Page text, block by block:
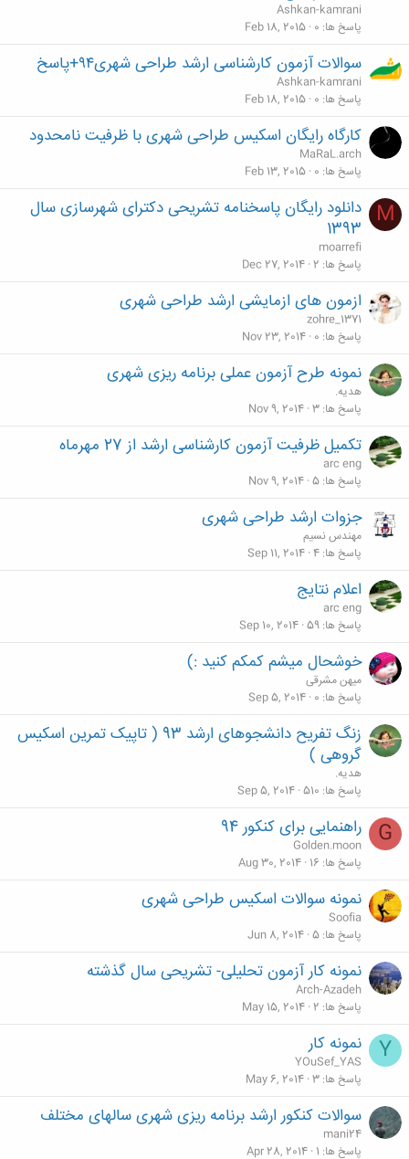
Ashkan-kamrani
پاسخ ها 0
Feb 18, 2015
سوالات آزمون کارشناسی ارشد طراحی شهری۹۴+پاسخ
Ashkan-kamrani
پاسخ ها 0
Feb 18, 2015
کارگاه رایگان اسکیس طراحی شهری با ظرفیت نامحدود
MaRaL.arch
پاسخ ها 0
Feb 13, 2015
M
دانلود رایگان پاسخنامه تشریحی دکترای شهرسازی سال
1393
moarrefi
پاسخ ها 2
Dec 27, 2014
ازمون های ازمایشی ارشد طراحی شهری
zohre_1371
پاسخ ها 0
Nov 23, 2014
نمونه طرح آزمون عملی برنامه ریزی شهری
هدیه.
پاسخ ها 3
Nov 9, 2014
تکمیل ظرفیت آزمون کارشناسی ارشد از 27 مهرماه
arc eng
پاسخ ها 5
Nov 9, 2014
جزوات ارشد طراحی شهری
مهندس نسیم
پاسخ ها 4
Sep 11, 2014
اعلام نتایج
arc eng
پاسخ ها 59
Sep 10, 2014
خوشحال میشم کمکم کنید :)
میهن مشرقی
پاسخ ها 0
Sep 5, 2014
زنگ تفریح دانشجوهای ارشد 93 ( تاپیک تمرین اسکیس
گروهی )
هدیه.
پاسخ ها 510
Sep 5, 2014
G راهنمایی برای کنکور 94
Golden.moon
پاسخ ها 16
Aug 30, 2014
نمونه سوالات اسکیس طراحی شهری
Soofia
پاسخ ها 5
Jun 8, 2014
نمونه کار آزمون تحلیلی- تشریحی سال گذشته
Arch-Azadeh
پاسخ ها 2
May 15, 2014
Y نمونه كار
YOuSef_YAS
پاسخ ها 3
May 6, 2014
سوالات کنکور ارشد برنامه ریزی شهری سالهای مختلف
mani24
پاسخ ها 1
Apr 28, 2014